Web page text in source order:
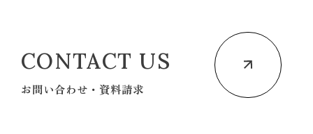
CONTACT US
お問い合わせ・資料請求